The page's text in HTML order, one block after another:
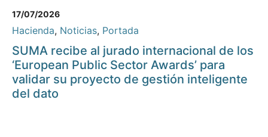
17/07/2026
Hacienda, Noticias, Portada
SUMA recibe al jurado internacional de los
‘European Public Sector Awards’ para
validar su proyecto de gestión inteligente
del dato